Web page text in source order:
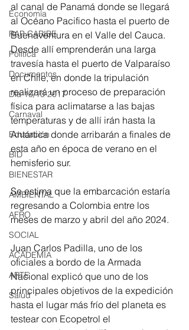
Economía
RAP CARIBE
Política
Documentos
Día 10/10 2017
Carnaval
Educación
BID
BIENESTAR
AMBIENTAL
AFRO
SOCIAL
ACADEMIA
ARTE
Salud
al canal de Panamá donde se llegará
al Océano Pacifico hasta el puerto de
Buenaventura en el Valle del Cauca.
Desde allí emprenderán una larga
travesía hasta el puerto de Valparaíso
en Chile, en donde la tripulación
realizará un proceso de preparación
física para aclimatarse a las bajas
temperaturas y de allí irán hasta la
Antártica donde arribarán a finales de
esta año en época de verano en el
hemisferio sur.
Se estima que la embarcación estaría
regresando a Colombia entre los
meses de marzo y abril del año 2024.
Juan Carlos Padilla, uno de los
oficiales a bordo de la Armada
Nacional explicó que uno de los
principales objetivos de la expedición
hasta el lugar más frío del planeta es
testear con Ecopetrol el